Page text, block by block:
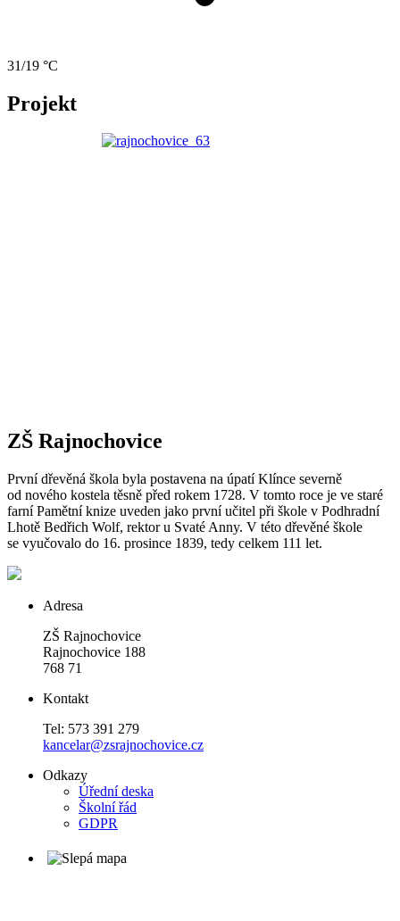
31/19 °C
Projekt
ZŠ Rajnochovice
První dřevěná škola byla postavena na úpatí Klínce severně
od nového kostela těsně před rokem 1728. V tomto roce je ve staré
farní Pamětní knize uveden jako první učitel při škole v Podhradní
Lhotě Bedřich Wolf, rektor u Svaté Anny. V této dřevěné škole
se vyučovalo do 16. prosince 1839, tedy celkem 111 let.
Adresa
ZŠ Rajnochovice
Rajnochovice 188
768 71
Kontakt
Tel: 573 391 279
kancelar@zsrajnochovice.cz
Odkazy
Úřední deska
Školní řád
GDPR